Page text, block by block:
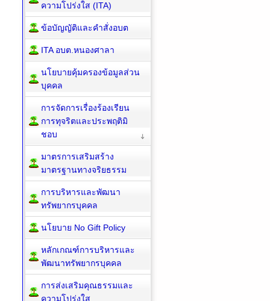
ความโปร่งใส (ITA)
ข้อบัญญัติและคำสั่งอบต
ITA อบต.หนองศาลา
นโยบายคุ้มครองข้อมูลส่วน
บุคคล
การจัดการเรื่องร้องเรียน
การทุจริตและประพฤติมิ
ชอบ
มาตรการเสริมสร้าง
มาตรฐานทางจริยธรรม
การบริหารและพัฒนา
ทรัพยากรบุคคล
นโยบาย No Gift Policy
หลักเกณฑ์การบริหารและ
พัฒนาทรัพยากรบุคคล
การส่งเสริมคุณธรรมและ
ความโปร่งใส